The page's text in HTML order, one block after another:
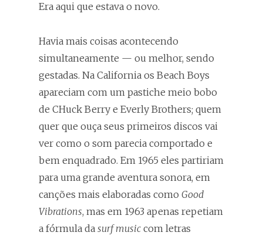
Era aqui que estava o novo.
Havia mais coisas acontecendo
simultaneamente — ou melhor, sendo
gestadas. Na California os Beach Boys
apareciam com um pastiche meio bobo
de CHuck Berry e Everly Brothers; quem
quer que ouça seus primeiros discos vai
ver como o som parecia comportado e
bem enquadrado. Em 1965 eles partiriam
para uma grande aventura sonora, em
canções mais elaboradas como Good
Vibrations, mas em 1963 apenas repetiam
a fórmula da surf music com letras